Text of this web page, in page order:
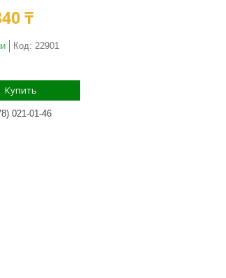
₸
Код: 22901
Купить
021-01-46